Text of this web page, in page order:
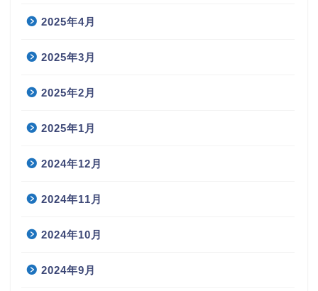
2025年4月
2025年3月
2025年2月
2025年1月
2024年12月
2024年11月
2024年10月
2024年9月